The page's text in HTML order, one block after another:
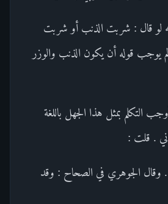
لو قال : شربت الذنب أو شربت
يوجب قوله أن يكون الذنب والوزر
التكلم بمثل هذا الجهل باللغة
. قلت :
وقال الجوهري في الصحاح : وقد